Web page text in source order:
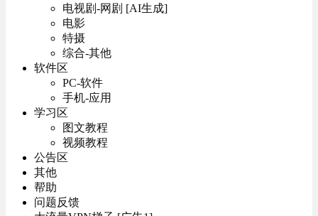
电视剧-网剧 [AI生成]
电影
特摄
综合-其他
软件区
PC-软件
手机-应用
学习区
图文教程
视频教程
公告区
其他
帮助
问题反馈